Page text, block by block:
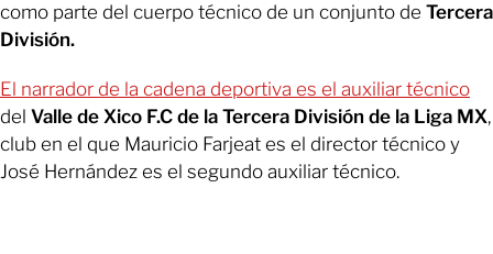
como parte del cuerpo técnico de un conjunto de Tercera
División.
El narrador de la cadena deportiva es el auxiliar técnico
del Valle de Xico F.C de la Tercera División de la Liga MX,
club en el que Mauricio Farjeat es el director técnico y
José Hernández es el segundo auxiliar técnico.